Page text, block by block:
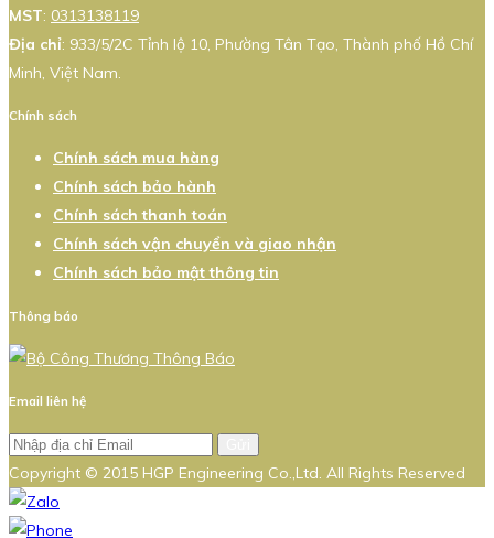
MST: 0313138119
Địa chỉ: 933/5/2C Tỉnh lộ 10, Phường Tân Tạo, Thành phố Hồ Chí
Minh, Việt Nam.
Chính sách
Chính sách mua hàng
Chính sách bảo hành
Chính sách thanh toán
Chính sách vận chuyển và giao nhận
Chính sách bảo mật thông tin
Thông báo
Email liên hệ
Copyright © 2015 HGP Engineering Co.,Ltd. All Rights Reserved